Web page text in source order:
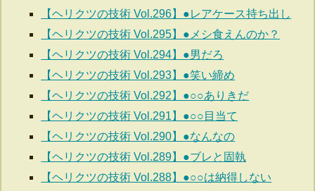
【ヘリクツの技術 Vol.296】●レアケース持ち出し
【ヘリクツの技術 Vol.295】●メシ食えんのか？
【ヘリクツの技術 Vol.294】●男だろ
【ヘリクツの技術 Vol.293】●笑い締め
【ヘリクツの技術 Vol.292】●○○ありきだ
【ヘリクツの技術 Vol.291】●○○目当て
【ヘリクツの技術 Vol.290】●なんなの
【ヘリクツの技術 Vol.289】●ブレと固執
【ヘリクツの技術 Vol.288】●○○は納得しない